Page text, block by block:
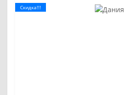
Скидка!!!